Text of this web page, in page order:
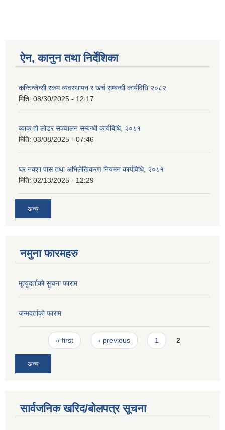
ऐन, कानुन तथा निर्देशिका
कन्टिन्जेन्सी रकम व्यवस्थापन र खर्च सम्बन्धी कार्यविधि २०८२
मिति: 08/30/2025 - 12:17
ब्याक हो लोडर सञ्चालन सम्बन्धी कार्यबिधि, २०८१
मिति: 03/08/2025 - 07:46
घर नक्शा पास तथा अभिलेखिकरण नियमन कार्यविधि, २०८१
मिति: 02/13/2025 - 12:29
अन्य
नमुना फारमहरु
मृत्युदर्ताको सुचना फाराम
जन्मदर्ताको फाराम
Pages« first ‹ previous 1 2
अन्य
सार्वजनिक खरिद/बोलपत्र सूचना